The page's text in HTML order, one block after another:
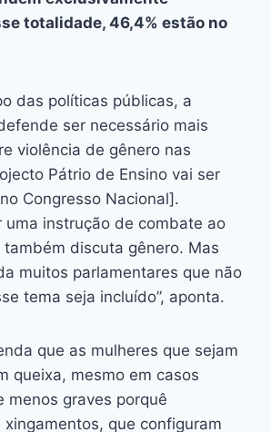
totalidade, 46,4% estão no
das políticas públicas, a
ser necessário mais
violência de gênero nas
Pátrio de Ensino vai ser
Congresso Nacional].
uma instrução de combate ao
também discuta gênero. Mas
muitos parlamentares que não
tema seja incluído”, aponta.
que as mulheres que sejam
queixa, mesmo em casos
menos graves porquê
que configuram